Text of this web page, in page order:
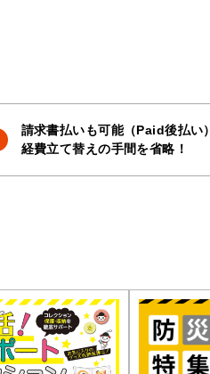
請求書払いも可能（Paid後払い）
経費立て替えの手間を省略！